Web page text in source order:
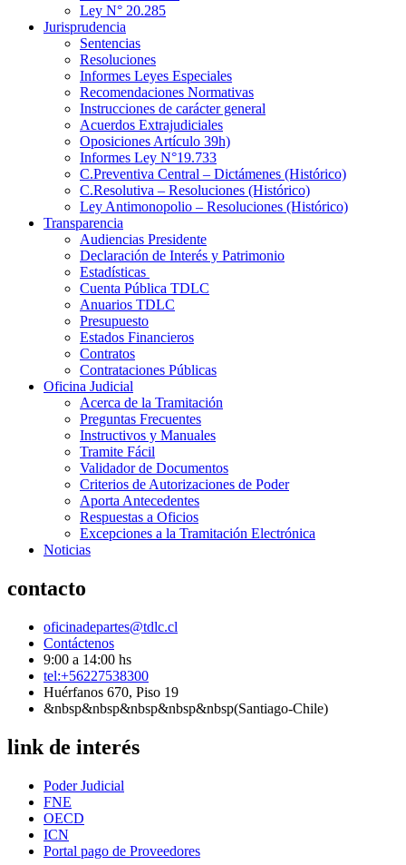
Ley N° 20.285
Jurisprudencia
Sentencias
Resoluciones
Informes Leyes Especiales
Recomendaciones Normativas
Instrucciones de carácter general
Acuerdos Extrajudiciales
Oposiciones Artículo 39h)
Informes Ley N°19.733
C.Preventiva Central – Dictámenes (Histórico)
C.Resolutiva – Resoluciones (Histórico)
Ley Antimonopolio – Resoluciones (Histórico)
Transparencia
Audiencias Presidente
Declaración de Interés y Patrimonio
Estadísticas
Cuenta Pública TDLC
Anuarios TDLC
Presupuesto
Estados Financieros
Contratos
Contrataciones Públicas
Oficina Judicial
Acerca de la Tramitación
Preguntas Frecuentes
Instructivos y Manuales
Tramite Fácil
Validador de Documentos
Criterios de Autorizaciones de Poder
Aporta Antecedentes
Respuestas a Oficios
Excepciones a la Tramitación Electrónica
Noticias
contacto
oficinadepartes@tdlc.cl
Contáctenos
9:00 a 14:00 hs
tel:+56227538300
Huérfanos 670, Piso 19
&nbsp&nbsp&nbsp&nbsp&nbsp(Santiago-Chile)
link de interés
Poder Judicial
FNE
OECD
ICN
Portal pago de Proveedores